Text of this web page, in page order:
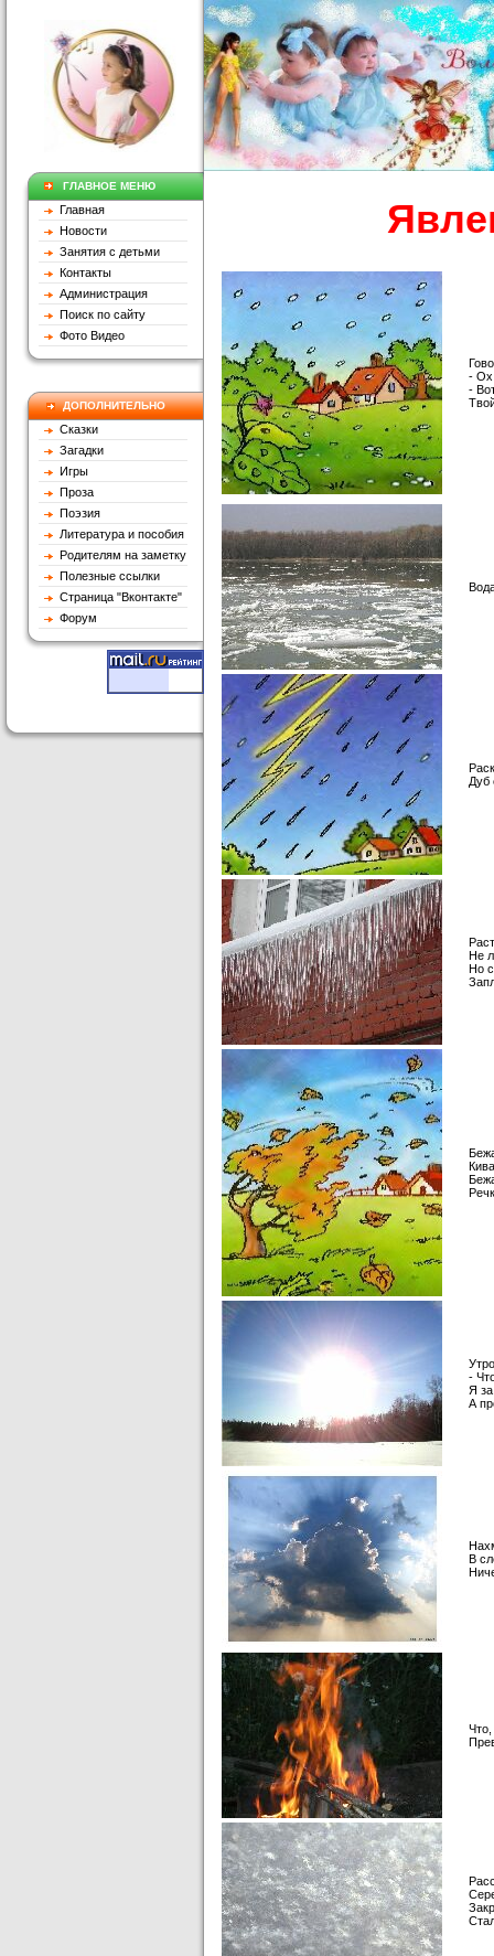
ГЛАВНОЕ МЕНЮ
Главная
Новости
Занятия с детьми
Контакты
Администрация
Поиск по сайту
Фото Видео
ДОПОЛНИТЕЛЬНО
Сказки
Загадки
Игры
Проза
Поэзия
Литература и пособия
Родителям на заметку
Полезные ссылки
Страница "Вконтакте"
Форум
-
-
Дуб
Не
Но
-
Я
А
В